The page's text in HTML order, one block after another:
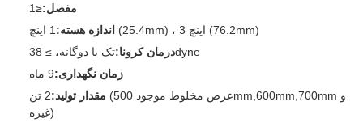
مفصل:≤1
اندازه هسته:
1 اینچ (25.4mm) ، 3 اینچ (76.2mm)
درمان کرونا:تک یا دوگانه، ≥ 38dyne
زمان نگهداری:9 ماه
مقدار تولید:
2 تن (عرض مخلوط موجود 500mm,600mm,700mm و
غیره)